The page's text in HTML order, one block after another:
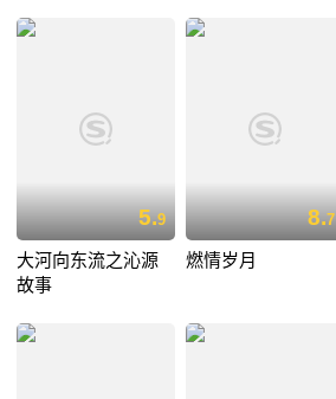
5.9
大河向东流之沁源
故事
8.7
燃情岁月